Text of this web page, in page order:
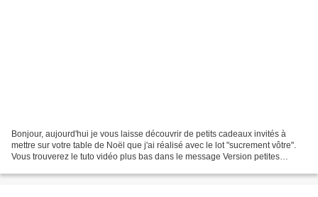
Bonjour, aujourd'hui je vous laisse découvrir de petits cadeaux invités à
mettre sur votre table de Noël que j'ai réalisé avec le lot "sucrement vôtre".
Vous trouverez le tuto vidéo plus bas dans le message Version petites